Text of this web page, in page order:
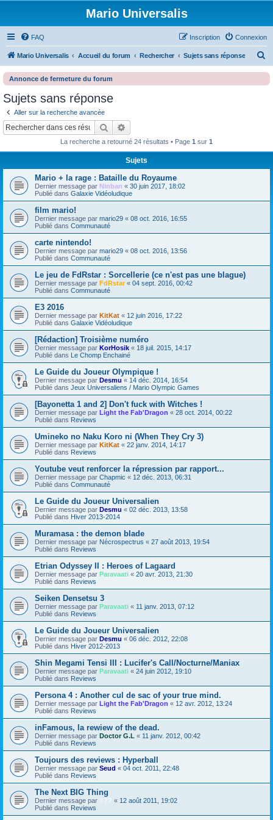
Mario Universalis
FAQ Connexion
Inscription
Mario Universalis Accueil du forum Rechercher Sujets sans réponse
c
Annonce de fermeture du forum
Sujets sans réponse
Aller sur la recherche avancée
Rechercher
La recherche a retourné 24 résultats • Page 1 sur 1
Sujets
Mario + la rage : Bataille du Royaume
Dernier message par Ninban « 30 juin 2017, 18:02
Publié dans Galaxie Vidéoludique
film mario!
Dernier message par mario29 « 08 oct. 2016, 16:55
Publié dans Communauté
carte nintendo!
Dernier message par mario29 « 08 oct. 2016, 13:56
Publié dans Communauté
Le jeu de FdRstar : Sorcellerie (ce n'est pas une blague)
Dernier message par FdRstar« 04 sept. 2016, 00:42
Publié dans Communauté
E3 2016
Dernier message par KitKat « 12 juin 2016, 17:22
Publié dans Galaxie Vidéoludique
[Rédaction] Troisième numéro
Dernier message par KorHosik « 18 juil. 2015, 14:17
Publié dans Le Chomp Enchainé
Le Guide du Joueur Olympique !
Dernier message par Desmu « 14 déc. 2014, 16:54
Publié dans Jeux Universaliens / Mario Olympic Games
[Bayonetta 1 and 2] Don't fuck with Witches !
Dernier message par Light the Fab'Dragon « 28 oct. 2014, 00:22
Publié dans Reviews
Umineko no Naku Koro ni (When They Cry 3)
Dernier message par KitKat « 22 janv. 2014, 14:17
Publié dans Reviews
Youtube veut renforcer la répression par rapport...
Dernier message par Chapmic « 12 déc. 2013, 06:31
Publié dans Communauté
Le Guide du Joueur Universalien
Dernier message par Desmu « 02 déc. 2013, 13:58
Publié dans Hiver 2013-2014
Muramasa : the demon blade
Dernier message par Nécrospectrus « 27 août 2013, 19:54
Publié dans Reviews
Etrian Odyssey II : Heroes of Lagaard
Dernier message par Paravaati « 20 avr. 2013, 21:30
Publié dans Reviews
Seiken Densetsu 3
Dernier message par Paravaati « 11 janv. 2013, 07:12
Publié dans Reviews
Le Guide du Joueur Universalien
Dernier message par Desmu « 06 déc. 2012, 22:08
Publié dans Hiver 2012-2013
Shin Megami Tensi III : Lucifer's Call/Nocturne/Maniax
Dernier message par Paravaati « 24 juin 2012, 19:10
Publié dans Reviews
Persona 4 : Another cul de sac of your true mind.
Dernier message par Light the Fab'Dragon « 12 avr. 2012, 13:24
Publié dans Reviews
inFamous, la rewiew of the dead.
Dernier message par Doctor G.L « 11 janv. 2012, 00:42
Publié dans Reviews
Toujours des reviews : Hyperball
Dernier message par Seud « 04 oct. 2011, 22:48
Publié dans Reviews
The Next BIG Thing
Dernier message par ??? « 12 août 2011, 19:02
Publié dans Reviews